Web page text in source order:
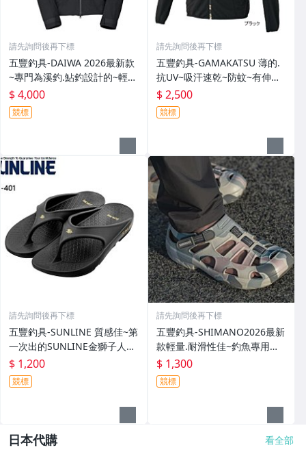
請先詢問後再下標
五豐釣具-DAIWA 2026最新款
~專門為溪釣.鮎釣設計的~輕
便.薄的短版防水雨衣DR-3926J
外套特價4000元
$ 4,000
競標
請先詢問後再下標
五豐釣具-GAMAKATSU 薄的.
抗UV~吸汗速乾~防蚊~有伸縮
彈性付帽防曬外套 GM-3547
特價2000元
$ 2,500
競標
請先詢問後再下標
五豐釣具-SUNLINE 質感佳~第
一次出的SUNLINE金獅子人字
夾腳拖鞋SUS-401特價1200元
$ 1,200
競標
請先詢問後再下標
五豐釣具-SHIMANO2026最新
款輕量.耐滑性佳~釣魚專用布
希涼鞋 FS-091I特價1300元
$ 1,300
競標
日本代購 看全部